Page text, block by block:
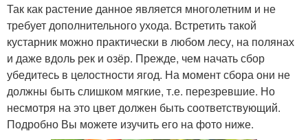
Так как растение данное является многолетним и не
требует дополнительного ухода. Встретить такой
кустарник можно практически в любом лесу, на полянах
и даже вдоль рек и озёр. Прежде, чем начать сбор
убедитесь в целостности ягод. На момент сбора они не
должны быть слишком мягкие, т.е. перезревшие. Но
несмотря на это цвет должен быть соответствующий.
Подробно Вы можете изучить его на фото ниже.